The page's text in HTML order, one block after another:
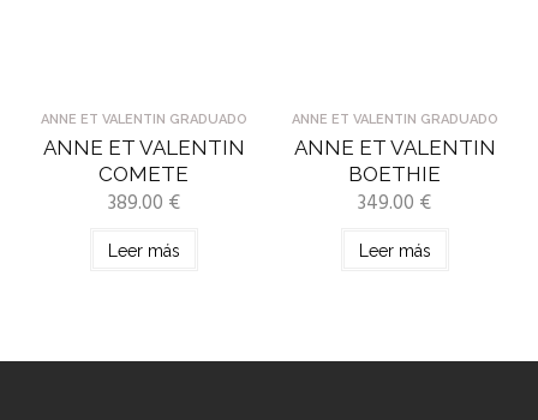
ANNE ET VALENTIN GRADUADO
ANNE ET VALENTIN
COMETE
389.00 €
Leer más
ANNE ET VALENTIN GRADUADO
ANNE ET VALENTIN
BOETHIE
349.00 €
Leer más